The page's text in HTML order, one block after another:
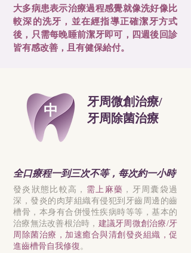
大多病患表示治療過程感覺就像洗好像比
較深的洗牙，並在經指導正確潔牙方式
後，只需每晚睡前潔牙即可，四週後回診
皆有感改善，且有健保給付。
中
牙周微創治療/
牙周除菌治療
全口療程一到三次不等，每次約一小時
發炎狀態比較高， 需上麻藥 ，牙周囊袋過
深，發炎的肉芽組織有侵犯到牙齒周邊的齒
槽骨，本身有合併慢性疾病時等等，基本的
治療無法改善根治時， 建議牙周微創治療/牙
周除菌治療，加速癒合與清創發炎組織，促
進齒槽骨自我修復。